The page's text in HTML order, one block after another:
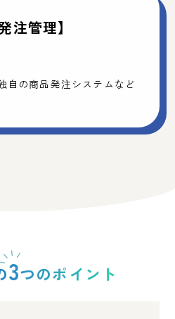
注管理】
の商品発注システムなど
3つのポイント